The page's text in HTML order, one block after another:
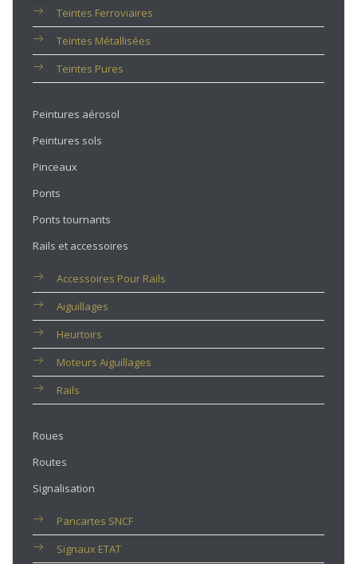
Teintes Ferroviaires
Teintes Métallisées
Teintes Pures
Peintures aérosol
Peintures sols
Pinceaux
Ponts
Ponts tournants
Rails et accessoires
Accessoires Pour Rails
Aiguillages
Heurtoirs
Moteurs Aiguillages
Rails
Roues
Routes
Signalisation
Pancartes SNCF
Signaux ETAT